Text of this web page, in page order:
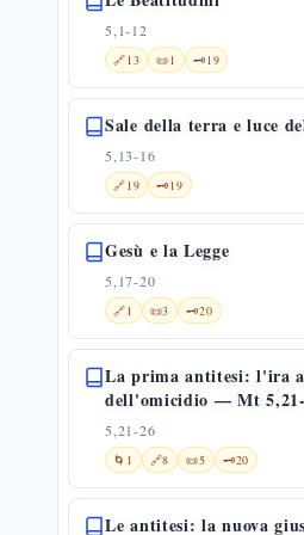
5,1-12
🔗13 📜1 🗝️19
Sale della terra e luce
5,13-16
🔗19 🗝️19
Gesù e la Legge
5,17-20
🔗1 📜3 🗝️20
La prima antitesi: l'ira
dell'omicidio — Mt
5,21-26
🌀 1 🔗8 📜5 🗝️20
Le antitesi: la nuova